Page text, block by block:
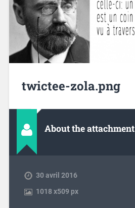
twictee-zola.png
About the attachment
30 avril 2016
1018x509 px